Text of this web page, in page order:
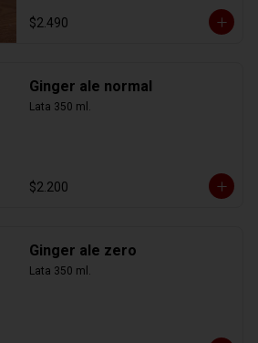
$2.490
Ginger ale normal
Lata 350 ml.
$2.200
Ginger ale zero
Lata 350 ml.